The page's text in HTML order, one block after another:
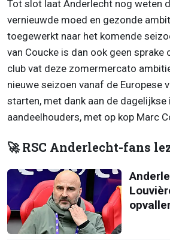
Tot slot laat Anderlecht nog weten
vernieuwde moed en gezonde
toegewerkt naar het komende
van Coucke is dan ook geen sprake
club vat deze zomermercato
nieuwe seizoen vanaf de Europese
starten, met dank aan de dagelijkse
aandeelhouders, met op kop Marc
🚀 RSC Anderlecht-fans